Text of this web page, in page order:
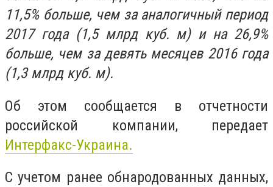
11,5% больше, чем за аналогичный период
2017 года (1,5 млрд куб. м) и на 26,9%
больше, чем за девять месяцев 2016 года
(1,3 млрд куб. м).
Об этом сообщается в отчетности
российской компании, передает
Интерфакс-Украина.
С учетом ранее обнародованных данных,